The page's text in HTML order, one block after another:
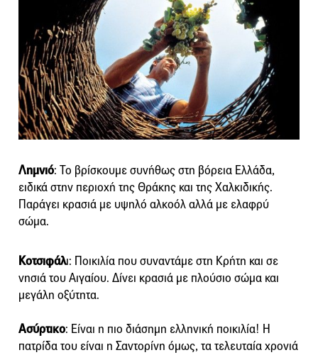
Λημνιό: Το βρίσκουμε συνήθως στη βόρεια Ελλάδα,
ειδικά στην περιοχή της Θράκης και της Χαλκιδικής.
Παράγει κρασιά με υψηλό αλκοόλ αλλά με ελαφρύ
σώμα.
Κοτσιφάλι: Ποικιλία που συναντάμε στη Κρήτη και σε
νησιά του Αιγαίου. Δίνει κρασιά με πλούσιο σώμα και
μεγάλη οξύτητα.
Ασύρτικο: Είναι η πιο διάσημη ελληνική ποικιλία! Η
πατρίδα του είναι η Σαντορίνη όμως, τα τελευταία χρονιά